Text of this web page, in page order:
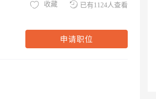
已有1124人查看
收藏
申请职位